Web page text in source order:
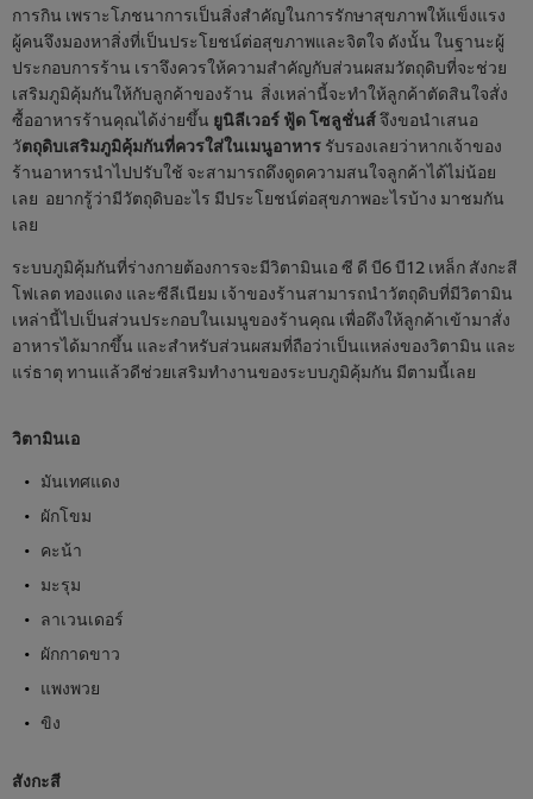
การกิน เพราะโภชนาการเป็นสิ่งสำคัญในการรักษาสุขภาพให้แข็งแรง
ผู้คนจึงมองหาสิ่งที่เป็นประโยชน์ต่อสุขภาพและจิตใจ ดังนั้น ในฐานะผู้
ประกอบการร้าน เราจึงควรให้ความสำคัญกับส่วนผสมวัตถุดิบที่จะช่วย
เสริมภูมิคุ้มกันให้กับลูกค้าของร้าน สิ่งเหล่านี้จะทำให้ลูกค้าตัดสินใจสั่ง
ซื้ออาหารร้านคุณได้ง่ายขึ้น ยูนิลีเวอร์ ฟู้ด โซลูชั่นส์จึงขอนำเสนอ
วัตถุดิบเสริมภูมิคุ้มกันที่ควรใส่ในเมนูอาหาร รับรองเลยว่าหากเจ้าของ
ร้านอาหารนำไปปรับใช้ จะสามารถดึงดูดความสนใจลูกค้าได้ไม่น้อย
เลย อยากรู้ว่ามีวัตถุดิบอะไร มีประโยชน์ต่อสุขภาพอะไรบ้าง มาชมกัน
เลย
ระบบภูมิคุ้มกันที่ร่างกายต้องการจะมีวิตามินเอ ซี ดี บี6 บี12 เหล็ก สังกะสี
โฟเลต ทองแดง และซีลีเนียม เจ้าของร้านสามารถนำวัตถุดิบที่มีวิตามิน
เหล่านี้ไปเป็นส่วนประกอบในเมนูของร้านคุณ เพื่อดึงให้ลูกค้าเข้ามาสั่ง
อาหารได้มากขึ้น และสำหรับส่วนผสมที่ถือว่าเป็นแหล่งของวิตามิน และ
แร่ธาตุ ทานแล้วดีช่วยเสริมทำงานของระบบภูมิคุ้มกัน มีตามนี้เลย
วิตามินเอ
มันเทศแดง
ผักโขม
คะน้า
มะรุม
ลาเวนเดอร์
ผักกาดขาว
แพงพวย
ขิง
สังกะสี